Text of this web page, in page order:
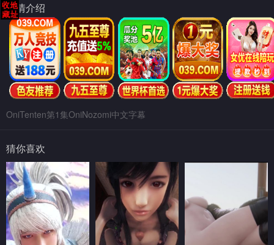
剧情介绍
OniTenten第1集OniNozomi中文字幕
猜你喜欢